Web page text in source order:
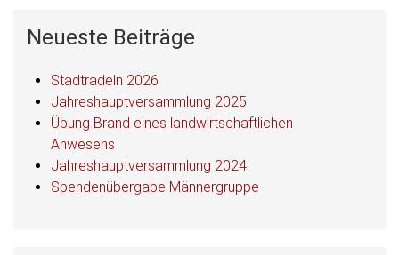
Neueste Beiträge
Stadtradeln 2026
Jahreshauptversammlung 2025
Übung Brand eines landwirtschaftlichen
Anwesens
Jahreshauptversammlung 2024
Spendenübergabe Männergruppe